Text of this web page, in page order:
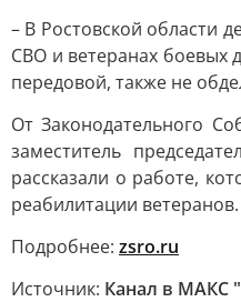
– В Ростовской области
СВО и ветеранах боевых
передовой, также не
От Законодательного
заместитель
рассказали о работе,
реабилитации ветеранов.
Подробнее: zsro.ru
Источник: Канал в МАКС